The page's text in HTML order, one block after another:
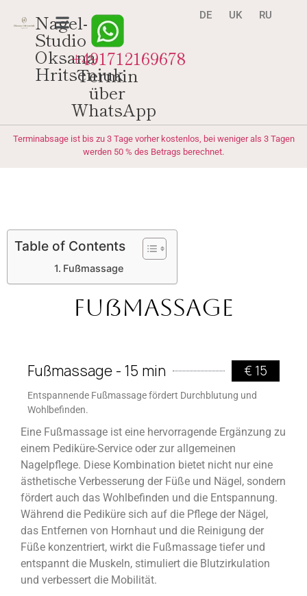
Nagel-
Studio
Oksana
Hritseniuk
+491712169678
Termin
über
WhatsApp
DE UK RU
Terminabsage ist bis zu 3 Tage vorher kostenlos, bei weniger als 3 Tagen
werden 50 % des Betrags berechnet.
Table of Contents
Fußmassage
Fußmassage
Fußmassage - 15 min € 15
Entspannende Fußmassage fördert Durchblutung und
Wohlbefinden.
Eine Fußmassage ist eine hervorragende Ergänzung zu
einem Pediküre-Service oder zur allgemeinen
Nagelpflege. Diese Kombination bietet nicht nur eine
ästhetische Verbesserung der Füße und Nägel, sondern
fördert auch das Wohlbefinden und die Entspannung.
Während die Pediküre sich auf die Pflege der Nägel,
das Entfernen von Hornhaut und die Reinigung der
Füße konzentriert, wirkt die Fußmassage tiefer und
entspannt die Muskeln, stimuliert die Blutzirkulation
und verbessert die Mobilität.